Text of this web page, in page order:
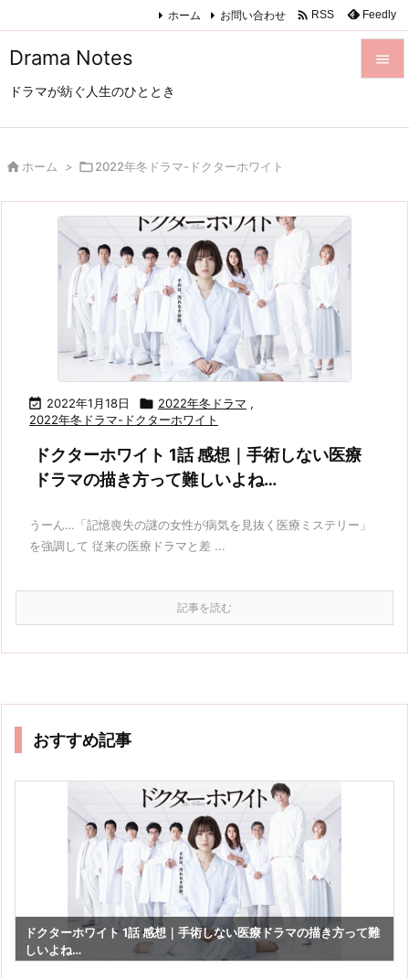
Drama Notes
ドラマが紡ぐ人生のひととき

ホーム お問い合わせ  RSS Feedly
 ホーム > 2022年冬ドラマ-ドクターホワイト
 2022年1月18日  2022年冬ドラマ ,
2022年冬ドラマ-ドクターホワイト
ドクターホワイト 1話 感想｜手術しない医療
ドラマの描き方って難しいよね…
うーん…「記憶喪失の謎の女性が病気を見抜く医療ミステリー」
を強調して 従来の医療ドラマと差 ...
記事を読む
おすすめ記事
ドクターホワイト 1話 感想｜手術しない医療ドラマの描き方って難
しいよね…